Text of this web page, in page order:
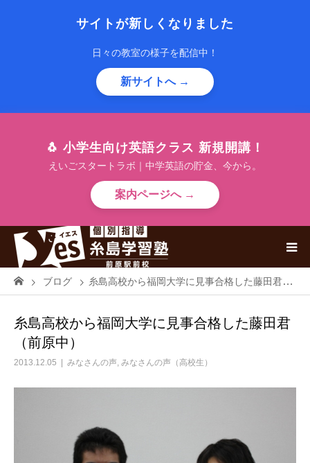
サイトが新しくなりました
日々の教室の様子を配信中！
新サイトへ →
🐧 小学生向け英語クラス 新規開講！
えいごスタートラボ｜中学英語の貯金、今から。
案内ページへ →
ブログ 糸島高校から福岡大学に見事合格した藤田君（前原中）
糸島高校から福岡大学に見事合格した藤田君
（前原中）
2013.12.05 みなさんの声, みなさんの声（高校生）